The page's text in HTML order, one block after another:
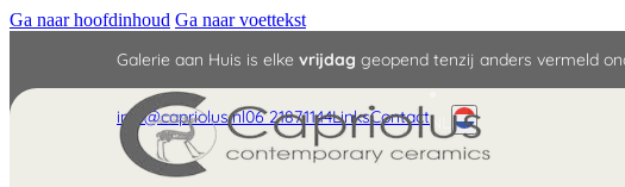
Ga naar hoofdinhoud Ga naar voettekst
Galerie aan Huis is elkevrijdag geopend tenzij anders vermeld
info@capriolus.nl06 21871144LinksContactNL